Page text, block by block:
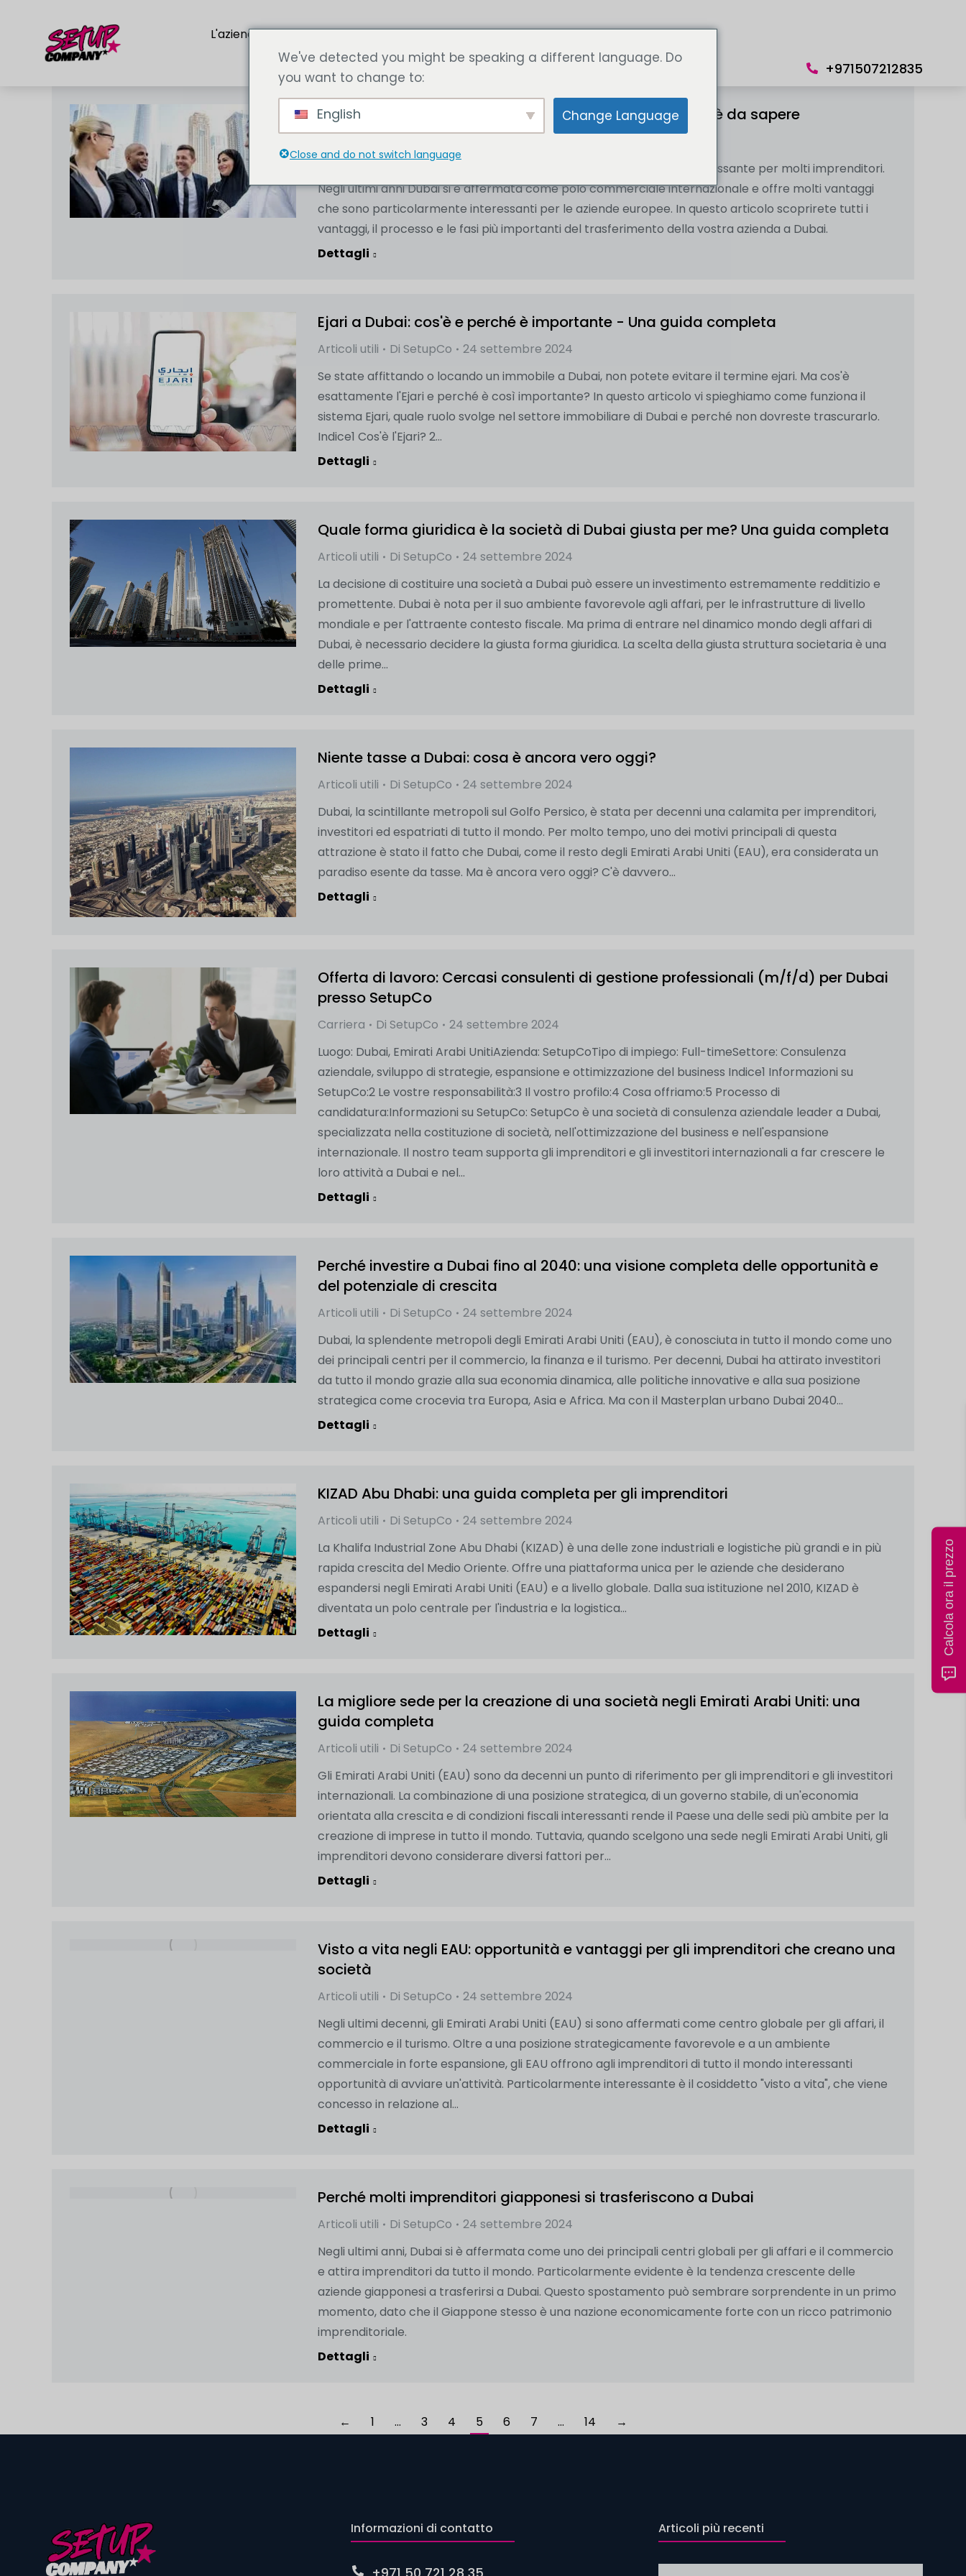
L'azienda Servizi Articolo Calcola ora il prezzo Contattateci Lingua
+971507212835
Trasferire la propria azienda a Dubai: tutto quello che c'è da sapere
Il trasferimento di un'azienda a Dubai sta diventando sempre più interessante per molti imprenditori.
Negli ultimi anni Dubai si è affermata come polo commerciale internazionale e offre molti vantaggi
che sono particolarmente interessanti per le aziende europee. In questo articolo scoprirete tutti i
vantaggi, il processo e le fasi più importanti del trasferimento della vostra azienda a Dubai.
Dettagli
Ejari a Dubai: cos'è e perché è importante - Una guida completa
Articoli utili Di SetupCo
24 settembre 2024
Se state affittando o locando un immobile a Dubai, non potete evitare il termine ejari. Ma cos'è
esattamente l'Ejari e perché è così importante? In questo articolo vi spieghiamo come funziona il
sistema Ejari, quale ruolo svolge nel settore immobiliare di Dubai e perché non dovreste trascurarlo.
Indice1 Cos'è l'Ejari? 2...
Dettagli
Quale forma giuridica è la società di Dubai giusta per me? Una guida completa
Articoli utili Di SetupCo
24 settembre 2024
La decisione di costituire una società a Dubai può essere un investimento estremamente redditizio e
promettente. Dubai è nota per il suo ambiente favorevole agli affari, per le infrastrutture di livello
mondiale e per l'attraente contesto fiscale. Ma prima di entrare nel dinamico mondo degli affari di
Dubai, è necessario decidere la giusta forma giuridica. La scelta della giusta struttura societaria è una
delle prime...
Dettagli
Niente tasse a Dubai: cosa è ancora vero oggi?
Articoli utili Di SetupCo
24 settembre 2024
Dubai, la scintillante metropoli sul Golfo Persico, è stata per decenni una calamita per imprenditori,
investitori ed espatriati di tutto il mondo. Per molto tempo, uno dei motivi principali di questa
attrazione è stato il fatto che Dubai, come il resto degli Emirati Arabi Uniti (EAU), era considerata un
paradiso esente da tasse. Ma è ancora vero oggi? C'è davvero...
Dettagli
Offerta di lavoro: Cercasi consulenti di gestione professionali (m/f/d) per Dubai
presso SetupCo
Carriera Di SetupCo
24 settembre 2024
Luogo: Dubai, Emirati Arabi UnitiAzienda: SetupCoTipo di impiego: Full-timeSettore: Consulenza
aziendale, sviluppo di strategie, espansione e ottimizzazione del business Indice1 Informazioni su
SetupCo:2 Le vostre responsabilità:3 Il vostro profilo:4 Cosa offriamo:5 Processo di
candidatura:Informazioni su SetupCo: SetupCo è una società di consulenza aziendale leader a Dubai,
specializzata nella costituzione di società, nell'ottimizzazione del business e nell'espansione
internazionale. Il nostro team supporta gli imprenditori e gli investitori internazionali a far crescere le
loro attività a Dubai e nel...
Dettagli
Perché investire a Dubai fino al 2040: una visione completa delle opportunità e
del potenziale di crescita
Articoli utili Di SetupCo
24 settembre 2024
Dubai, la splendente metropoli degli Emirati Arabi Uniti (EAU), è conosciuta in tutto il mondo come uno
dei principali centri per il commercio, la finanza e il turismo. Per decenni, Dubai ha attirato investitori
da tutto il mondo grazie alla sua economia dinamica, alle politiche innovative e alla sua posizione
strategica come crocevia tra Europa, Asia e Africa. Ma con il Masterplan urbano Dubai 2040...
Dettagli
KIZAD Abu Dhabi: una guida completa per gli imprenditori
Articoli utili Di SetupCo
24 settembre 2024
La Khalifa Industrial Zone Abu Dhabi (KIZAD) è una delle zone industriali e logistiche più grandi e in più
rapida crescita del Medio Oriente. Offre una piattaforma unica per le aziende che desiderano
espandersi negli Emirati Arabi Uniti (EAU) e a livello globale. Dalla sua istituzione nel 2010, KIZAD è
diventata un polo centrale per l'industria e la logistica...
Dettagli
La migliore sede per la creazione di una società negli Emirati Arabi Uniti: una
guida completa
Articoli utili Di SetupCo
24 settembre 2024
Gli Emirati Arabi Uniti (EAU) sono da decenni un punto di riferimento per gli imprenditori e gli investitori
internazionali. La combinazione di una posizione strategica, di un governo stabile, di un'economia
orientata alla crescita e di condizioni fiscali interessanti rende il Paese una delle sedi più ambite per la
creazione di imprese in tutto il mondo. Tuttavia, quando scelgono una sede negli Emirati Arabi Uniti, gli
imprenditori devono considerare diversi fattori per...
Dettagli
Visto a vita negli EAU: opportunità e vantaggi per gli imprenditori che creano una
società
Articoli utili Di SetupCo
24 settembre 2024
Negli ultimi decenni, gli Emirati Arabi Uniti (EAU) si sono affermati come centro globale per gli affari, il
commercio e il turismo. Oltre a una posizione strategicamente favorevole e a un ambiente
commerciale in forte espansione, gli EAU offrono agli imprenditori di tutto il mondo interessanti
opportunità di avviare un'attività. Particolarmente interessante è il cosiddetto "visto a vita", che viene
concesso in relazione al...
Dettagli
Perché molti imprenditori giapponesi si trasferiscono a Dubai
Articoli utili Di SetupCo
24 settembre 2024
Negli ultimi anni, Dubai si è affermata come uno dei principali centri globali per gli affari e il commercio
e attira imprenditori da tutto il mondo. Particolarmente evidente è la tendenza crescente delle
aziende giapponesi a trasferirsi a Dubai. Questo spostamento può sembrare sorprendente in un primo
momento, dato che il Giappone stesso è una nazione economicamente forte con un ricco patrimonio
imprenditoriale.
Dettagli
← 1 … 3 4 5 6 7 … 14 →
Informazioni di contatto Articoli più recenti
We've detected you might be speaking a different language. Do
you want to change to:
English Change Language
Close and do not switch language
Calcola ora il prezzo